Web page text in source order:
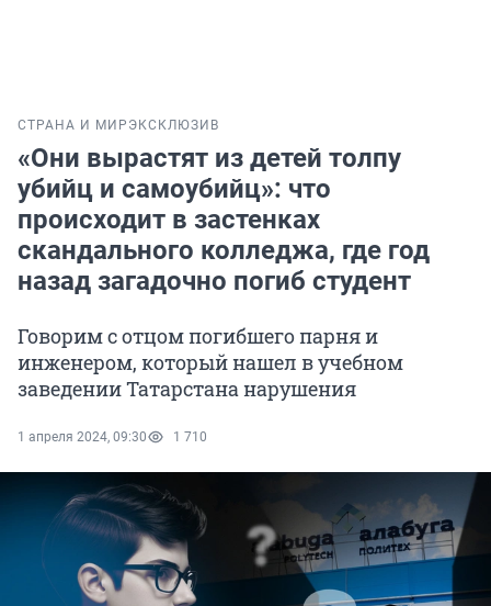
СТРАНА И МИР ЭКСКЛЮЗИВ
«Они вырастят из детей толпу
убийц и самоубийц»: что
происходит в застенках
скандального колледжа, где год
назад загадочно погиб студент
Говорим с отцом погибшего парня и
инженером, который нашел в учебном
заведении Татарстана нарушения
1 апреля 2024, 09:30 1 710